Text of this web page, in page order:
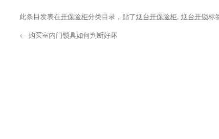
此条目发表在开保险柜分类目录，贴了烟台开保险柜, 烟台开锁标
← 购买室内门锁具如何判断好坏